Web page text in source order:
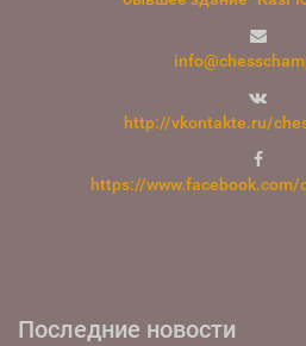
http://vkontakte.ru/
https://www.facebook.com/
Последние новости